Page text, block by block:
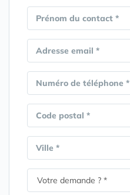
Prénom du contact *
Adresse email *
Numéro de téléphone *
Code postal *
Ville *